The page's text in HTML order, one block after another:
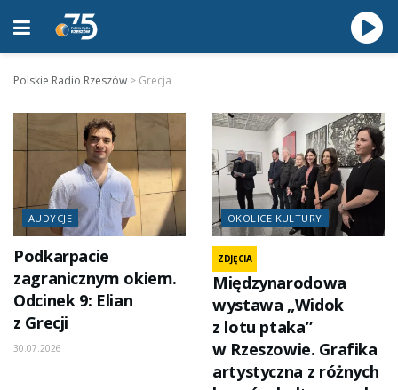
Polskie Radio Rzeszów > Grecja
AUDYCJE
Podkarpacie
zagranicznym okiem.
Odcinek 9: Elian
z Grecji
30.07.2026
OKOLICE KULTURY
ZDJĘCIA
Międzynarodowa
wystawa „Widok
z lotu ptaka”
w Rzeszowie. Grafika
artystyczna z różnych